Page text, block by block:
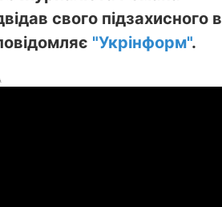
свого підзахисного в
"Укрінформ".